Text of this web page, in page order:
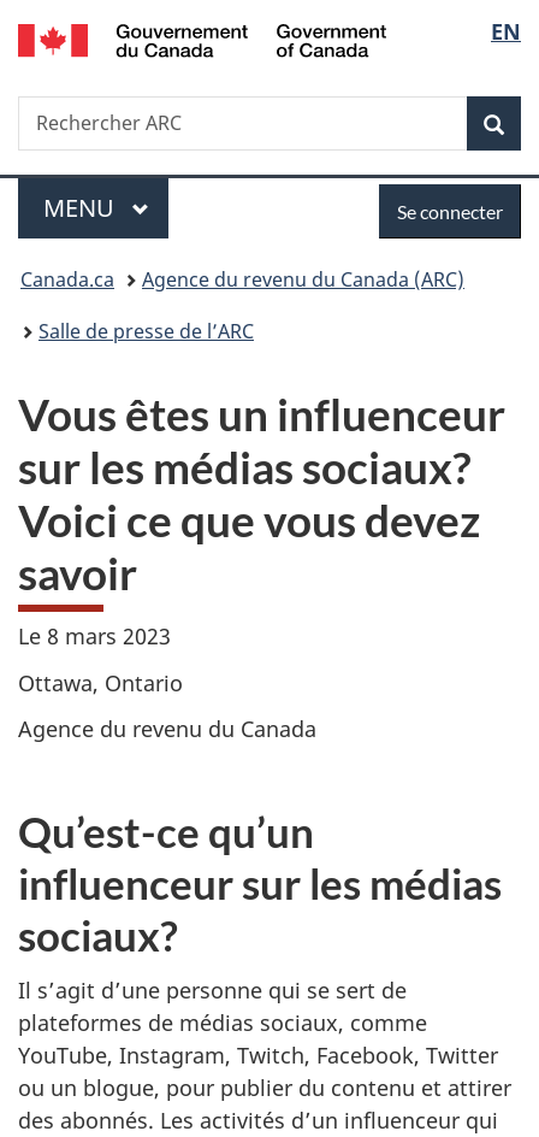
Passer
au
Passer
à
du
Passer
à
simplifiée
de
la
EN
Recherche
Rechercher
ARC
Menu
MENU PRINCIPAL
connecter
Se connecter
Vous
êtes
Canada.ca
Agence du revenu du Canada (ARC)
Salle de presse de l’ARC
Vous êtes un influenceur
sur les médias sociaux?
Voici ce que vous devez
savoir
Le 8 mars 2023
Ottawa, Ontario
Agence du revenu du Canada
Qu’est-ce qu’un
influenceur sur les médias
sociaux?
Il s’agit d’une personne qui se sert de
plateformes de médias sociaux, comme
YouTube, Instagram, Twitch, Facebook, Twitter
ou un blogue, pour publier du contenu et attirer
des abonnés. Les activités d’un influenceur qui